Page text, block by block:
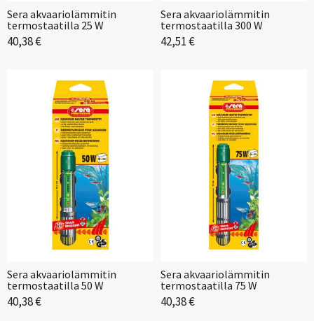
Sera akvaariolämmitin
termostaatilla 25 W
40,38 €
Sera akvaariolämmitin
termostaatilla 300 W
42,51 €
Sera akvaariolämmitin
termostaatilla 50 W
40,38 €
Sera akvaariolämmitin
termostaatilla 75 W
40,38 €